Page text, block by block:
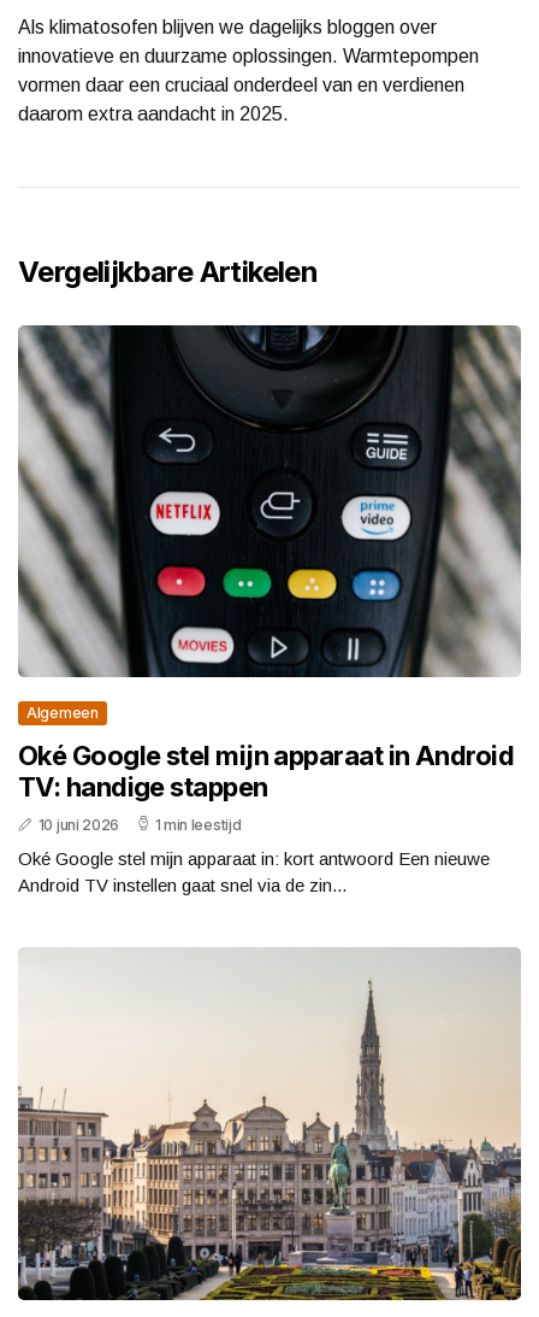
Als klimatosofen blijven we dagelijks bloggen over
innovatieve en duurzame oplossingen. Warmtepompen
vormen daar een cruciaal onderdeel van en verdienen
daarom extra aandacht in 2025.
Vergelijkbare Artikelen
Algemeen
Oké Google stel mijn apparaat in Android
TV: handige stappen
10 juni 2026 1 min leestijd
Oké Google stel mijn apparaat in: kort antwoord Een nieuwe
Android TV instellen gaat snel via de zin...